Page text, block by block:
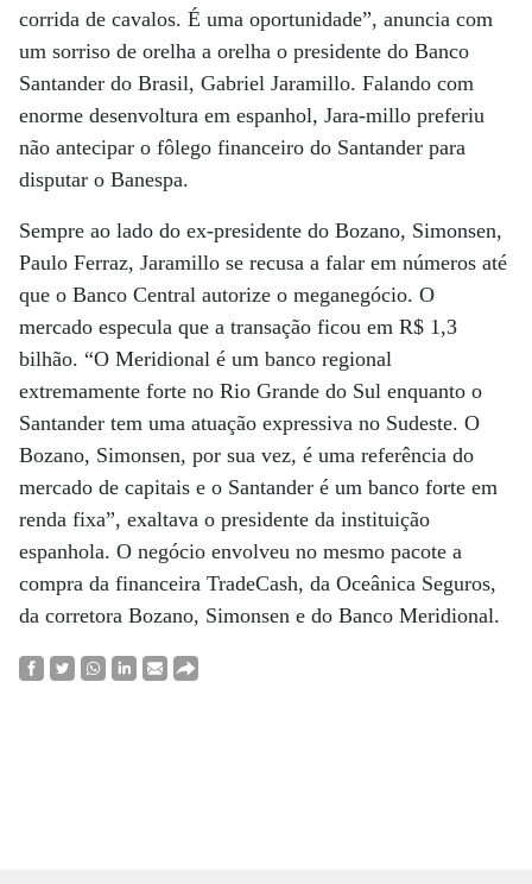
corrida de cavalos. É uma oportunidade”, anuncia com
um sorriso de orelha a orelha o presidente do Banco
Santander do Brasil, Gabriel Jaramillo. Falando com
enorme desenvoltura em espanhol, Jara-millo preferiu
não antecipar o fôlego financeiro do Santander para
disputar o Banespa.
Sempre ao lado do ex-presidente do Bozano, Simonsen,
Paulo Ferraz, Jaramillo se recusa a falar em números até
que o Banco Central autorize o meganegócio. O
mercado especula que a transação ficou em R$ 1,3
bilhão. “O Meridional é um banco regional
extremamente forte no Rio Grande do Sul enquanto o
Santander tem uma atuação expressiva no Sudeste. O
Bozano, Simonsen, por sua vez, é uma referência do
mercado de capitais e o Santander é um banco forte em
renda fixa”, exaltava o presidente da instituição
espanhola. O negócio envolveu no mesmo pacote a
compra da financeira TradeCash, da Oceânica Seguros,
da corretora Bozano, Simonsen e do Banco Meridional.